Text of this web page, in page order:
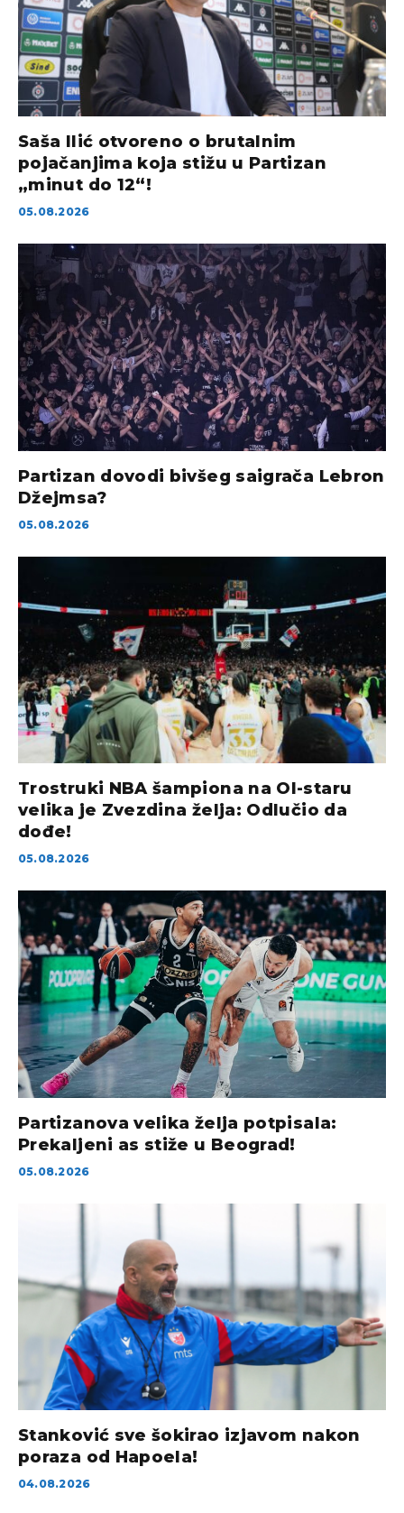
Saša Ilić otvoreno o brutalnim
pojačanjima koja stižu u Partizan
„minut do 12“!
05.08.2026
Partizan dovodi bivšeg saigrača Lebron
Džejmsa?
05.08.2026
Trostruki NBA šampiona na Ol-staru
velika je Zvezdina želja: Odlučio da
dođe!
05.08.2026
Partizanova velika želja potpisala:
Prekaljeni as stiže u Beograd!
05.08.2026
Stanković sve šokirao izjavom nakon
poraza od Hapoela!
04.08.2026